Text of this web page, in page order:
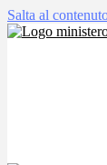
Salta al